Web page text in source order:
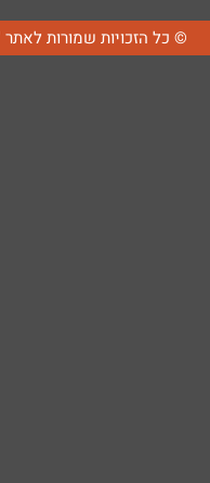
© כל הזכויות שמורות לאתר "בכיוון הרוח"